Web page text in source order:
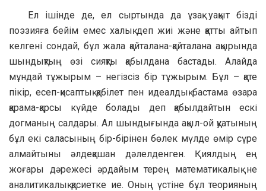
Ел ішінде де, ел сыртында да ұзақ уақыт бізді
поэзияға бейім емес халық деп жиі және қатты айтып
келгені сондай, бұл жала қайталана-қайталана ақырында
шындықтың өзі сияқты қабылдана бастады. Алайда
мұндай тұжырым – негізсіз бір тұжырым. Бұл – қате
пікір, есеп-қисаптық қабілет пен идеалдық бастама өзара
қарама-қарсы күйде болады деп қабылдайтын ескі
догманың салдары. Ал шындығында ақыл-ой қуатының
бұл екі саласының бір-бірінен бөлек мүлде өмір сүре
алмайтыны әлдеқашан дәлелденген. Қиялдың ең
жоғары дәрежесі әрдайым терең математикалық не
аналитикалық қасиетке ие. Оның үстіне бұл теорияның